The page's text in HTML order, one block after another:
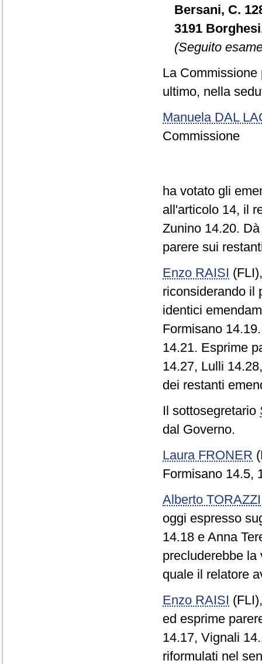
Bersani, C.
3191
(Seguito
La
ultimo, nella
Manuela DAL
Commissione
ha votato gli
all'articolo 14, il
Zunino 14.20.
parere sui
Enzo RAISI
riconsiderando il
identici
Formisano
14.21. Esprime
14.27, Lulli
dei restanti
Il sottosegretario
dal Governo.
Laura FRONER
Formisano 14.5,
Alberto TORAZZI
oggi espresso
14.18 e Anna
precluderebbe la
quale il relatore
Enzo RAISI
ed esprime
14.17, Vignali
riformulati nel